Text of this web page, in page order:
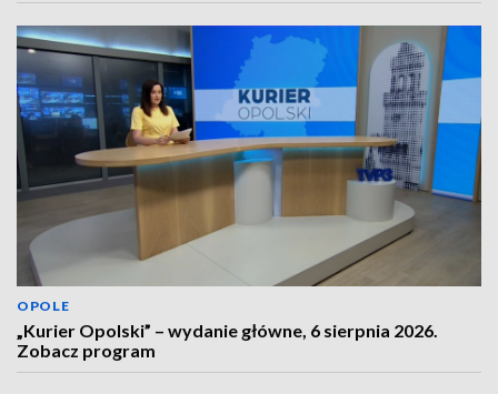
OPOLE
„Kurier Opolski” – wydanie główne, 6 sierpnia 2026.
Zobacz program